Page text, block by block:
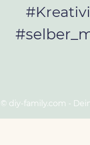
© diy-family.com -